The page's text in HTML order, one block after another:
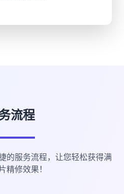
流程
的服务流程，让您轻松获得满
精修效果！